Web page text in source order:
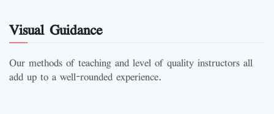
Visual Guidance
Our methods of teaching and level of quality instructors all
add up to a well-rounded experience.